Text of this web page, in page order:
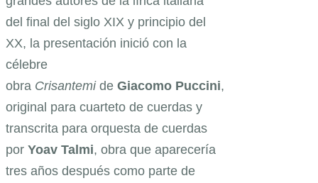
del final del siglo XIX y principio del
XX, la presentación inició con la
célebre
obra Crisantemide Giacomo Puccini,
original para cuarteto de cuerdas y
transcrita para orquesta de cuerdas
por Yoav Talmi, obra que aparecería
tres años después como parte de